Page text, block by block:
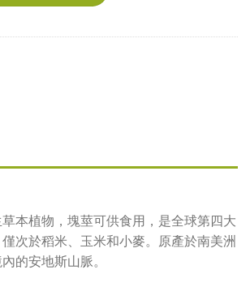
本植物，塊莖可供食用，是全球第四大
次於稻米、玉米和小麥。原產於南美洲
的安地斯山脈。